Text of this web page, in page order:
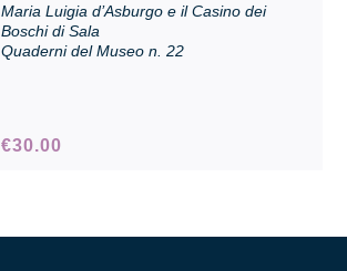
Maria Luigia d’Asburgo e il Casino dei
Boschi di Sala
Quaderni del Museo n. 22
€30.00